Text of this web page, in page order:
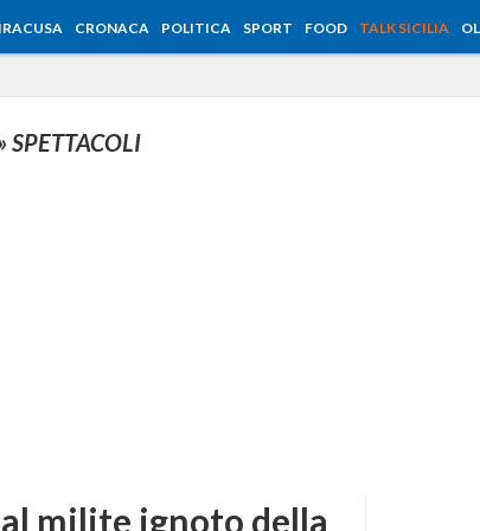
CRONACA POLITICA SPORT FOOD TALK SICILIA
SPETTACOLI
milite ignoto della